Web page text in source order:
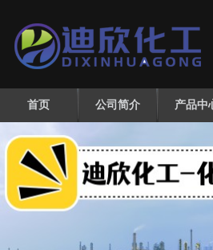
首页 公司简介 产品中